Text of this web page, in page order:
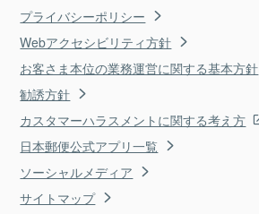
プライバシーポリシー
Webアクセシビリティ方針
お客さま本位の業務運営に関する基本方針
勧誘方針
カスタマーハラスメントに関する考え方
日本郵便公式アプリ一覧
ソーシャルメディア
サイトマップ